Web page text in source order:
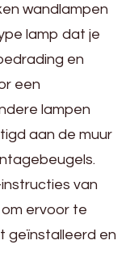
wandlampen
lamp dat je
en
een
lampen
aan de muur
van
ervoor te
geïnstalleerd en